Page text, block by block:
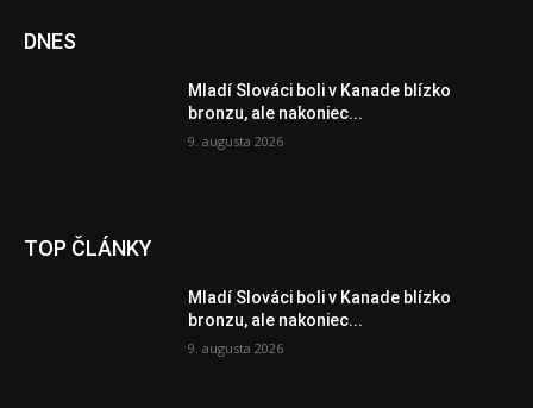
DNES
Mladí Slováci boli v Kanade blízko
bronzu, ale nakoniec...
9. augusta 2026
TOP ČLÁNKY
Mladí Slováci boli v Kanade blízko
bronzu, ale nakoniec...
9. augusta 2026